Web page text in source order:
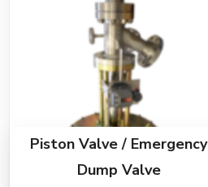
Piston Valve / Emergency
Dump Valve